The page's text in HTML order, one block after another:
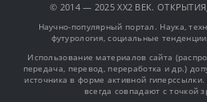
© 2014 — 2025 XX2 ВЕК.
Научно-популярный портал. Наука,
футурология, социальные
Использование материалов сайта
передача, перевод, переработка и др.)
источника в форме активной
всегда совпадают с точкой